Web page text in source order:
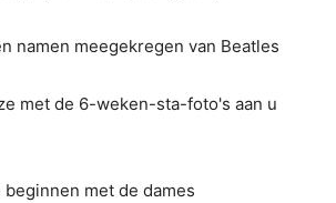
namen meegekregen van Beatles
met de 6-weken-sta-foto's aan u
beginnen met de dames